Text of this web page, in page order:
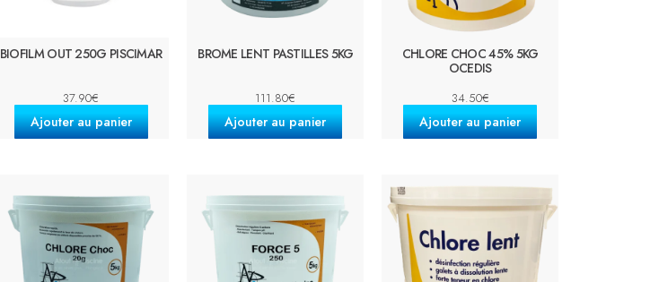
BIOFILM OUT 250G PISCIMAR
37.90€
Ajouter au panier
BROME LENT PASTILLES 5KG
111.80€
Ajouter au panier
CHLORE CHOC 45% 5KG
OCEDIS
34.50€
Ajouter au panier